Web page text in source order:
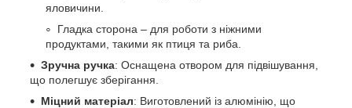
яловичини.
Гладка сторона – для роботи з ніжними
продуктами, такими як птиця та риба.
Зручна ручка: Оснащена отвором для підвішування,
що полегшує зберігання.
Міцний матеріал: Виготовлений із алюмінію, що